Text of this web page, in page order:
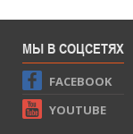
МЫ В СОЦСЕТЯХ
FACEBOOK
YOUTUBE